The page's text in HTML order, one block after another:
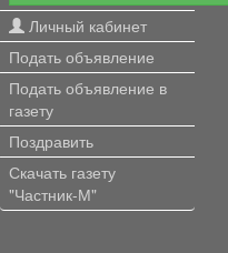
Личный кабинет
Подать объявление
Подать объявление в
газету
Поздравить
Скачать газету
"Частник-М"